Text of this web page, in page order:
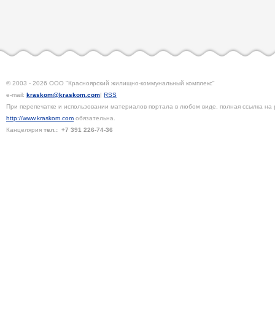
© 2003 - 2026 ООО "Красноярский жилищно-коммунальный комплекс"
e-mail: kraskom@kraskom.com| RSS
При перепечатке и использовании материалов портала в любом виде, полная ссылка на
http://www.kraskom.com обязательна.
Канцелярия тел.: +7 391 226-74-36